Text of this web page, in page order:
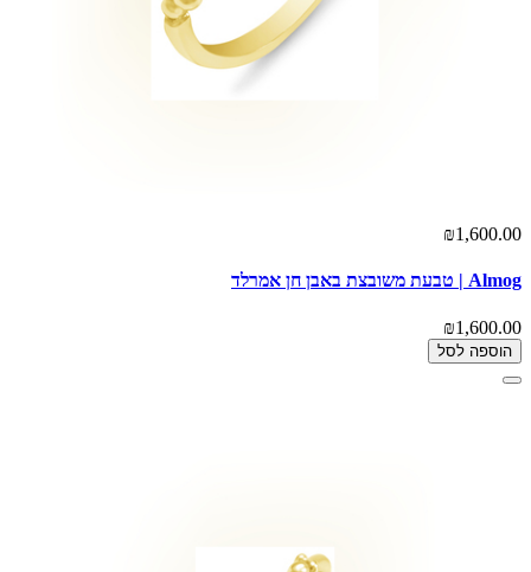
₪1,600.00
Almog | טבעת משובצת באבן חן אמרלד
₪1,600.00
הוספה לסל